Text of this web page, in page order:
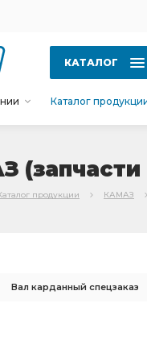
КАТАЛОГ
Каталог
продукции КАМАЗ
Вал карданный спецзаказ